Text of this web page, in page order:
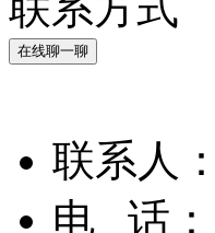
在线聊一聊
联系人：
电 话：